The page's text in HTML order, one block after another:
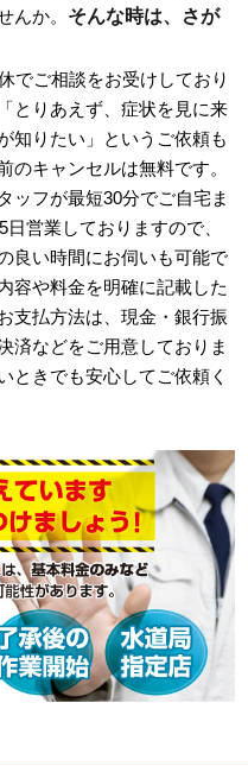
んか。 そんな時は、さが
でご相談をお受けしており
とりあえず、症状を見に来
知りたい」というご依頼も
のキャンセルは無料です。
ッフが最短30分でご自宅ま
営業しておりますので、
良い時間にお伺いも可能で
容や料金を明確に記載した
支払方法は、現金・銀行振
済などをご用意しておりま
ときでも安心してご依頼く